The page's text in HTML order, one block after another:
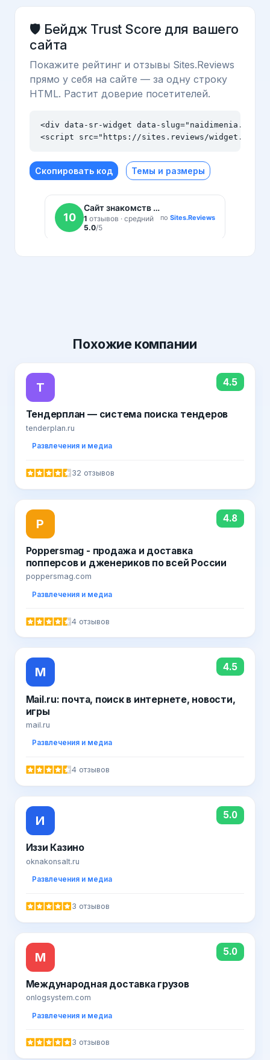
🛡️ Бейдж Trust Score для вашего
сайта
Покажите рейтинг и отзывы Sites.Reviews
прямо у себя на сайте — за одну строку
HTML. Растит доверие посетителей.
<div data-sr-widget data-slug="naidimenia.ru"
<script src="https://sites.reviews/widget.js"
Скопировать код Темы и размеры
Похожиекомпании
Т 4.5
Тендерплан — система поиска тендеров
tenderplan.ru
Развлечения и медиа
32 отзывов
P 4.8
Poppersmag - продажа и доставка
попперсов и дженериков по всей России
poppersmag.com
Развлечения и медиа
4 отзывов
M 4.5
Mail.ru: почта, поиск в интернете, новости,
игры
mail.ru
Развлечения и медиа
4 отзывов
И 5.0
Иззи Казино
oknakonsalt.ru
Развлечения и медиа
3 отзывов
М 5.0
Международная доставка грузов
onlogsystem.com
Развлечения и медиа
3 отзывов